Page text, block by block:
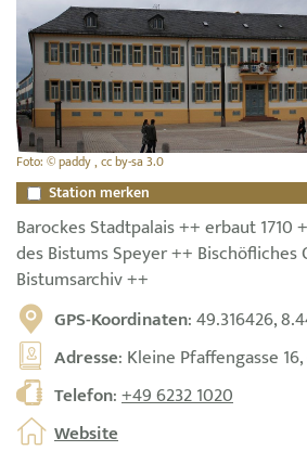
Foto: © paddy , cc by-sa 3.0
Station merken
Barockes Stadtpalais ++ erbaut 1710
des Bistums Speyer ++ Bischöfliches
Bistumsarchiv ++
GPS-Koordinaten: 49.316426,
Adresse: Kleine Pfaffengasse
Telefon:+49 6232 1020
Website